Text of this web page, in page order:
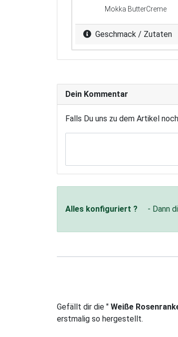
Mokka ButterCreme
Geschmack / Zutaten
Dein Kommentar
Falls Du uns zu dem Artikel
Alles konfiguriert ? - Dann
Gefällt dir die " Weiße
erstmalig so hergestellt.